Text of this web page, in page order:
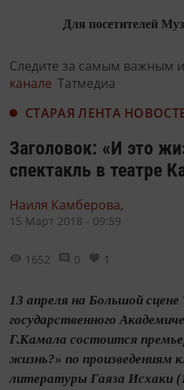
Для посетителей
Следите за самым важным
канале Татмедиа
СТАРАЯ ЛЕНТА
Заголовок: «И это
спектакль в театре
Наиля Камберова,
15 Март 2018 - 09:59
1652 0 1
13 апреля на Большой сцене
государственного
Г.Камала состоится
жизнь?» по произведениям
литературы Гаяза Исхаки